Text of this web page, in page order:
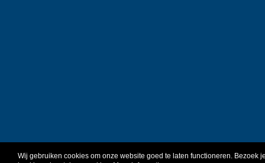
Wij gebruiken cookies om onze website goed te laten functioneren. Bezoek